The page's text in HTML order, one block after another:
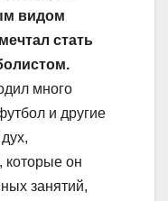
видом
стать
много
и другие
которые он
занятий,